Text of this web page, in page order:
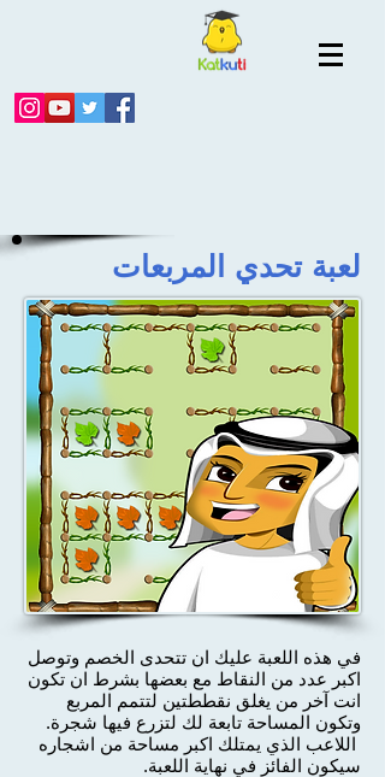
لعبة تحدي المربعات
في هذه اللعبة عليك ان تتحدى الخصم وتوصل
اكبر عدد من النقاط مع بعضها بشرط ان تكون
انت آخر من يغلق نقططتين لتتمم المربع
وتكون المساحة تابعة لك لتزرع فيها شجرة.
اللاعب الذي يمتلك اكبر مساحة من اشجاره
سيكون الفائز في نهاية اللعبة.